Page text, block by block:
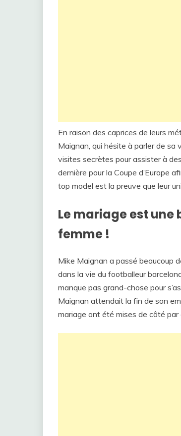
En raison des caprices de leurs
Maignan, qui hésite à parler de sa
visites secrètes pour assister à
dernière pour la Coupe d’Europe
top model est la preuve que leur
Le mariage est une
femme !
Mike Maignan a passé beaucoup
dans la vie du footballeur
manque pas grand-chose pour
Maignan attendait la fin de son
mariage ont été mises de côté par